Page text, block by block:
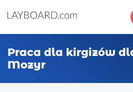
Praca dla kirgizów
Mozyr